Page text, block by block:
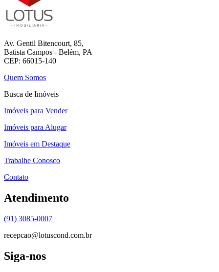
Av. Gentil Bitencourt, 85,
Batista Campos - Belém, PA
CEP: 66015-140
Quem Somos
Busca de Imóveis
Imóveis para Vender
Imóveis para Alugar
Imóveis em Destaque
Trabalhe Conosco
Contato
Atendimento
(91) 3085-0007
recepcao@lotuscond.com.br
Siga-nos